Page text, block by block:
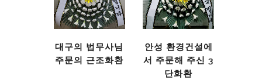
대구의 법무사님
주문의 근조화환
안성 환경건설에
서 주문해 주신 3
단화환